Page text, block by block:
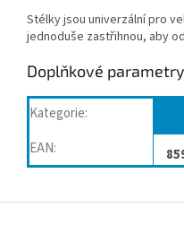
Stélky jsou univerzální pro
jednoduše zastřihnou, aby
Doplňkové parametry
Kategorie:
EAN: